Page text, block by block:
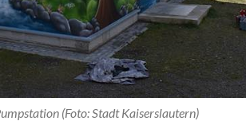
(Foto: Stadt Kaiserslautern)